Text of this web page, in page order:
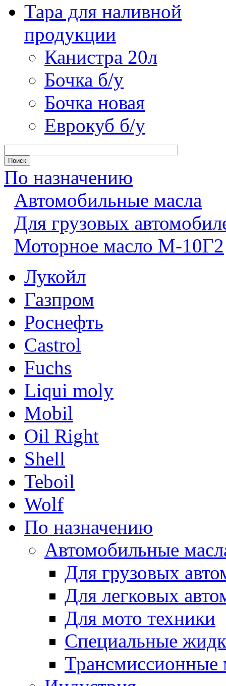
Тара для наливной
продукции
Канистра 20л
Бочка б/у
Бочка новая
Еврокуб б/у
По назначению
Автомобильные масла
Для грузовых
Моторное масло М-10Г2
Лукойл
Газпром
Роснефть
Castrol
Fuchs
Liqui moly
Mobil
Oil Right
Shell
Teboil
Wolf
По назначению
Автомобильные
Для грузовых
Для легковых
Для мото техники
Специальные
Трансмиссионные